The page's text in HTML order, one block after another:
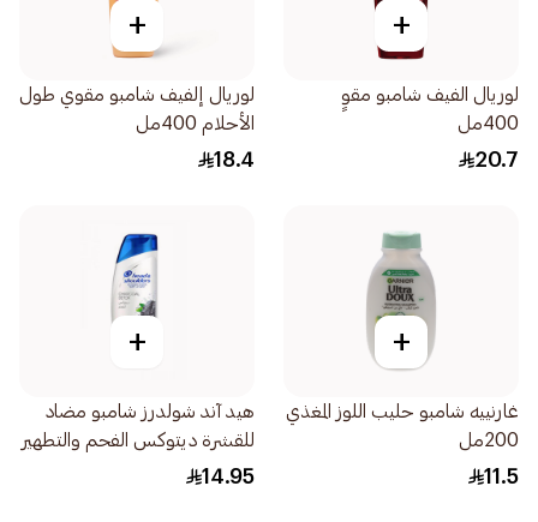
+
لوريال الفيف شامبو مقوٍ
400مل
20.7
+
لوريال إلفيف شامبو مقوي طول
الأحلام 400مل
18.4
+
غارنييه شامبو حليب اللوز المغذي
200مل
11.5
+
هيد آند شولدرز شامبو مضاد
للقشرة ديتوكس الفحم والتطهير
العميق حجم كبير 390مل
14.95